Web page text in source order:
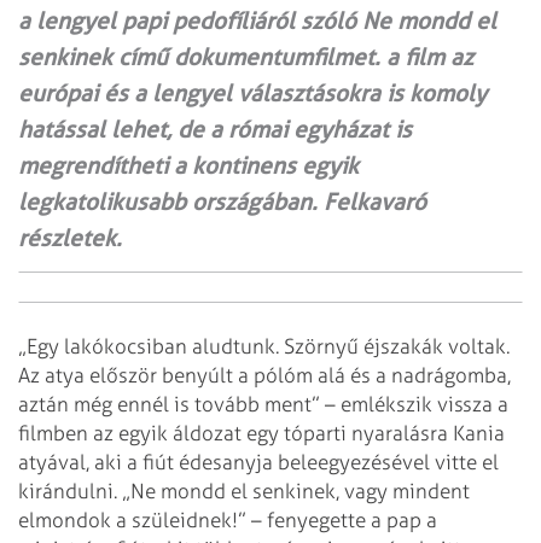
a lengyel papi pedofíliáról szóló Ne mondd el
senkinek című dokumentum­filmet. a film az
európai és a lengyel választásokra is komoly
hatással lehet, de a római egyházat is
megrendítheti a kontinens egyik
legkatolikusabb országában. Felkavaró
részletek.
„Egy lakókocsiban aludtunk. Szörnyű éjszakák voltak.
Az atya először benyúlt a pólóm alá és a nadrágomba,
aztán még ennél is tovább ment” – emlékszik vissza a
filmben az egyik áldozat egy tóparti nyaralásra Kania
atyával, aki a fiút édesanyja beleegyezésével vitte el
kirándulni. „Ne mondd el senkinek, vagy mindent
elmondok a szüleidnek!” – fenyegette a pap a